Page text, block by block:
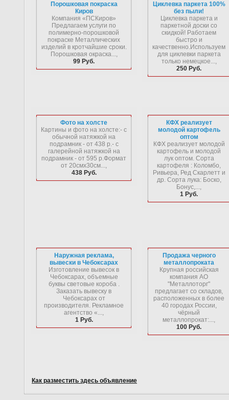
Порошковая покраска
Киров
Компания «ПСКиров»
Предлагаем услуги по
полимерно-порошковой
покраске Металлических
изделий в кротчайшие сроки.
Порошковая окраска...,
99 Руб.
Циклевка паркета 100%
без пыли!
Циклевка паркета и
паркетной доски со
скидкой! Работаем
быстро и
качественно.Используем
для циклевки паркета
только немецкое...,
250 Руб.
Фото на холсте
Картины и фото на холсте:- с
обычной натяжкой на
подрамник - от 438 р.- с
галерейной натяжкой на
подрамник - от 595 р.Формат
от 20смх30см...,
438 Руб.
КФХ реализует
молодой картофель
оптом
КФХ реализует молодой
картофель и молодой
лук оптом. Сорта
картофеля : Коломбо,
Ривьера, Ред Скарлетт и
др. Сорта лука: Боско,
Бонус,...,
1 Руб.
Наружная реклама,
вывески в Чебоксарах
Изготовление вывесок в
Чебоксарах, объемные
буквы световые короба .
Заказать вывеску в
Чебоксарах от
производителя. Рекламное
агентство «...,
1 Руб.
Продажа черного
металлопроката
Крупная российская
компания АО
"Металлоторг"
предлагает со складов,
расположенных в более
40 городах России,
чёрный
металлопрокат:...,
100 Руб.
Как разместить здесь объявление